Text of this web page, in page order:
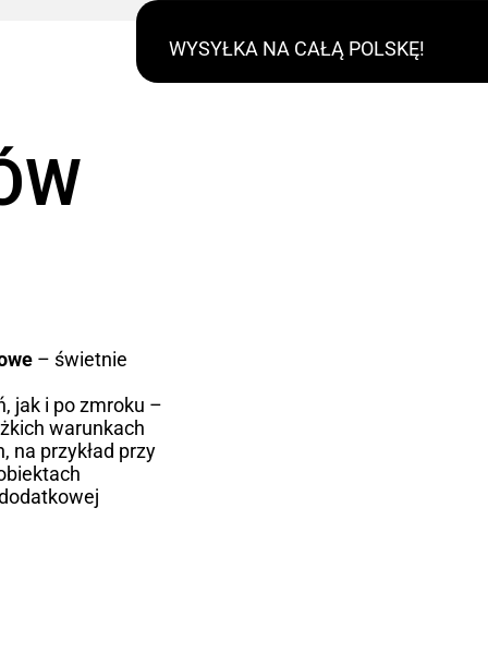
WYSYŁKA NA CAŁĄ POLSKĘ!
– świetnie
jak i po zmroku –
warunkach
na przykład przy